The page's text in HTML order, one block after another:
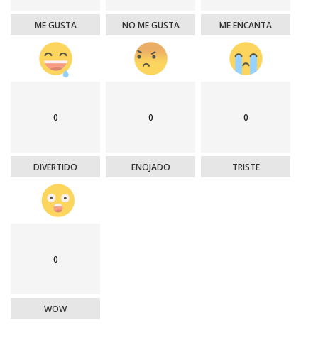
ME GUSTA NO ME GUSTA ME ENCANTA
0
DIVERTIDO
0
ENOJADO
0
TRISTE
0
WOW